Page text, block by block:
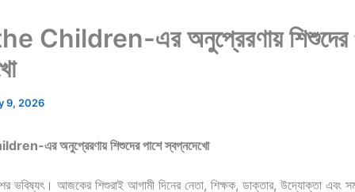
Children-এর অনুপ্রেরণায় শিশুদের
9, 2026
এর অনুপ্রেরণায় শিশুদের পাশে স্বপ্নদেখো
ভবিষ্যৎ। আজকের শিশুরাই আগামী দিনের নেতা, শিক্ষক, ডাক্তার, উদ্যোক্তা এবং